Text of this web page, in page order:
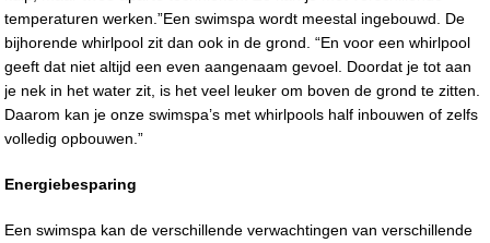
temperaturen werken.”Een swimspa wordt meestal ingebouwd. De
bijhorende whirlpool zit dan ook in de grond. “En voor een whirlpool
geeft dat niet altijd een even aangenaam gevoel. Doordat je tot aan
je nek in het water zit, is het veel leuker om boven de grond te zitten.
Daarom kan je onze swimspa’s met whirlpools half inbouwen of zelfs
volledig opbouwen.”
Energiebesparing
Een swimspa kan de verschillende verwachtingen van verschillende